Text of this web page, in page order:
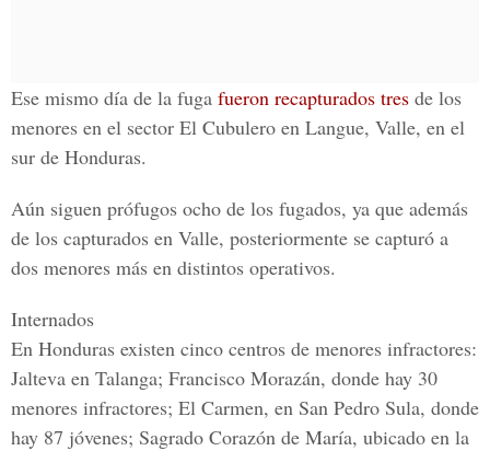
Ese mismo día de la fuga fueron recapturados tres de los
menores en el sector El Cubulero en Langue, Valle, en el
sur de Honduras.
Aún siguen prófugos ocho de los fugados, ya que además
de los capturados en Valle, posteriormente se capturó a
dos menores más en distintos operativos.
Internados
En Honduras existen cinco centros de menores infractores:
Jalteva en Talanga; Francisco Morazán, donde hay 30
menores infractores; El Carmen, en San Pedro Sula, donde
hay 87 jóvenes; Sagrado Corazón de María, ubicado en la